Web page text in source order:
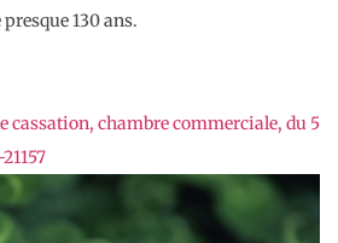
130 ans.
cassation, chambre commerciale, du 5